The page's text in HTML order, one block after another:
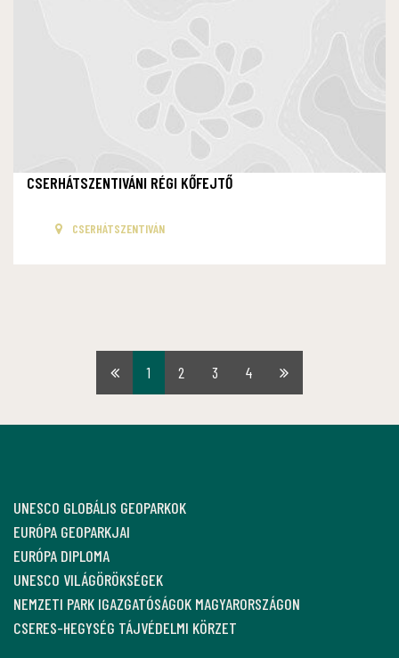
CSERHÁTSZENTIVÁNI RÉGI KŐFEJTŐ
CSERHÁTSZENTIVÁN
Első1 2 3 4
Utolsó
UNESCO GLOBÁLIS GEOPARKOK
EURÓPA GEOPARKJAI
EURÓPA DIPLOMA
UNESCO VILÁGÖRÖKSÉGEK
NEMZETI PARK IGAZGATÓSÁGOK MAGYARORSZÁGON
CSERES-HEGYSÉG TÁJVÉDELMI KÖRZET